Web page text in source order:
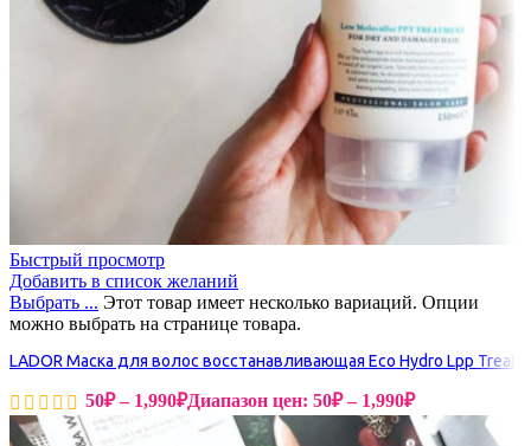
Быстрый просмотр
Добавить в список желаний
Выбрать ... Этот товар имеет несколько вариаций. Опции
можно выбрать на странице товара.
LADOR Маска для волос восстанавливающая Eco Hydro Lpp
50₽ – 1,990₽Диапазон цен: 50₽ – 1,990₽